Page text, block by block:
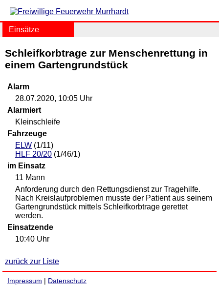
Einsätze
Schleifkorbtrage zur Menschenrettung in
einem Gartengrundstück
Alarm
28.07.2020, 10:05 Uhr
Alarmiert
Kleinschleife
Fahrzeuge
ELW (1/11)
HLF 20/20 (1/46/1)
im Einsatz
11 Mann
Anforderung durch den Rettungsdienst zur Tragehilfe.
Nach Kreislaufproblemen musste der Patient aus seinem
Gartengrundstück mittels Schleifkorbtrage gerettet
werden.
Einsatzende
10:40 Uhr
zurück zur Liste
Impressum | Datenschutz